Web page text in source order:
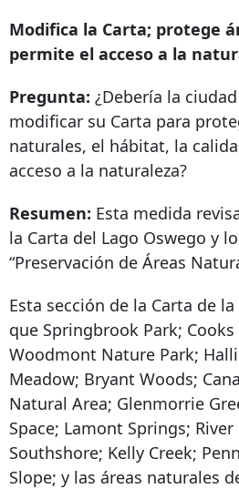
Modifica la Carta; protege
permite el acceso a la
Pregunta: ¿Debería la
modificar su Carta para
naturales, el hábitat, la
acceso a la naturaleza?
Resumen: Esta medida
la Carta del Lago Oswego y
“Preservación de Áreas
Esta sección de la Carta de
que Springbrook Park;
Woodmont Nature Park;
Meadow; Bryant Woods;
Natural Area; Glenmorrie
Space; Lamont Springs; River
Southshore; Kelly Creek;
Slope; y las áreas naturales